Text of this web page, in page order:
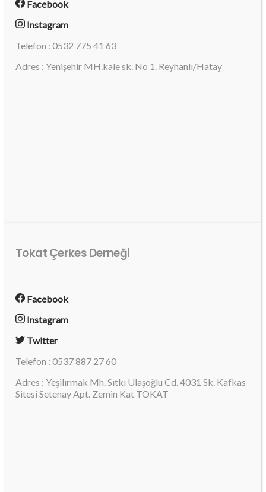
Facebook
Instagram
Telefon : 0532 775 41 63
Adres : Yenişehir MH.kale sk. No 1. Reyhanlı/Hatay
Tokat Çerkes Derneği
Facebook
Instagram
Twitter
Telefon : 0537 887 27 60
Adres : Yeşilırmak Mh. Sıtkı Ulaşoğlu Cd. 4031 Sk. Kafkas
Sitesi Setenay Apt. Zemin Kat TOKAT